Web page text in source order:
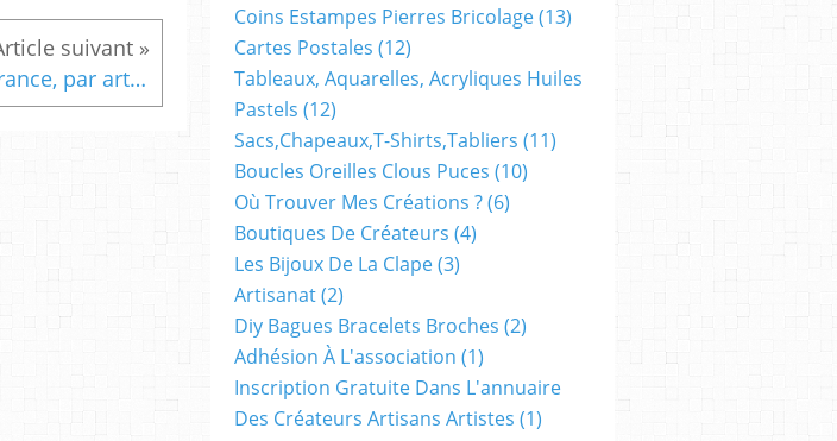
Fait mains en france, par artiste peintre,aquarelle originale isabelle k,bleu rose vert,dormeuses argente rhodié,cabochons ronds 25mm,bijou oreilles percées,boho bobo gothique,mode fashion punk,edouardien contemporain,art deco moderne,cadeau fete anniversaire,victorien baroque
Coins Estampes Pierres Bricolage(13)
Cartes Postales (12)
Tableaux, Aquarelles, Acryliques Huiles
Pastels (12)
Sacs,chapeaux,t-Shirts,tabliers (11)
Boucles Oreilles Clous Puces (10)
Où Trouver Mes Créations ?(6)
Boutiques De Créateurs (4)
Les Bijoux De La Clape(3)
Artisanat(2)
Diy Bagues Bracelets Broches (2)
Adhésion À L'association (1)
Inscription Gratuite Dans L'annuaire
Des Créateurs Artisans Artistes (1)